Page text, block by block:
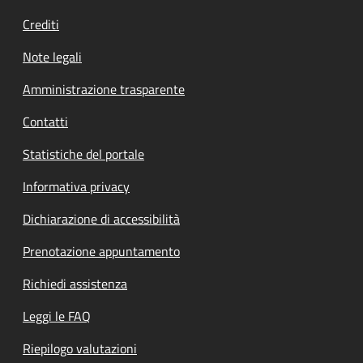
Crediti
Note legali
Amministrazione trasparente
Contatti
Statistiche del portale
Informativa privacy
Dichiarazione di accessibilità
Prenotazione appuntamento
Richiedi assistenza
Leggi le FAQ
Riepilogo valutazioni